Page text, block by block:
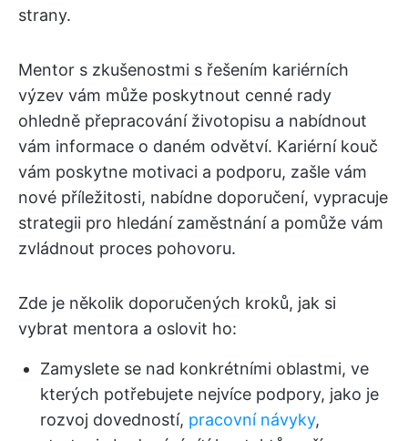
strany.
Mentor s zkušenostmi s řešením kariérních
výzev vám může poskytnout cenné rady
ohledně přepracování životopisu a nabídnout
vám informace o daném odvětví. Kariérní kouč
vám poskytne motivaci a podporu, zašle vám
nové příležitosti, nabídne doporučení, vypracuje
strategii pro hledání zaměstnání a pomůže vám
zvládnout proces pohovoru.
Zde je několik doporučených kroků, jak si
vybrat mentora a oslovit ho:
Zamyslete se nad konkrétními oblastmi, ve
kterých potřebujete nejvíce podpory, jako je
rozvoj dovedností, pracovní návyky,